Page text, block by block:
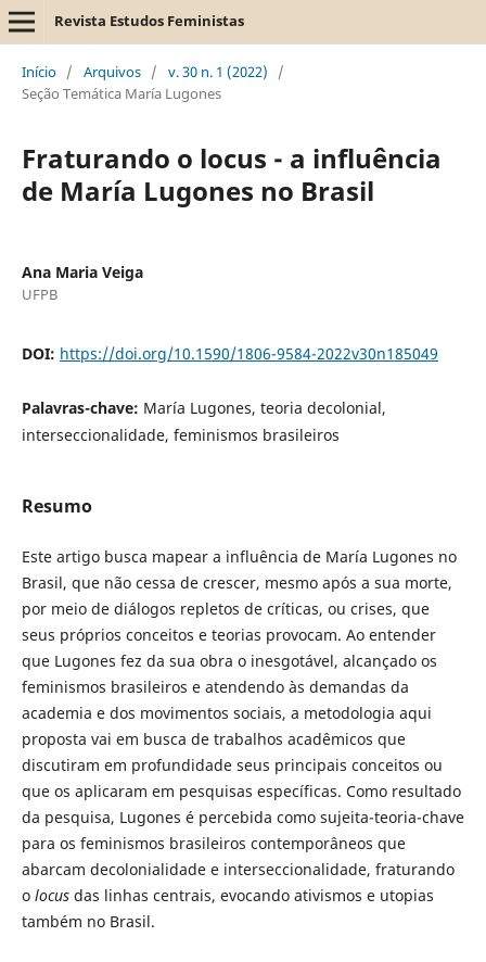
Revista Estudos Feministas
Início / Arquivos / v. 30 n. 1 (2022)
/
Seção Temática María Lugones
Fraturando o locus - a influência
de María Lugones no Brasil
Ana Maria Veiga
UFPB
DOI: https://doi.org/10.1590/1806-9584-2022v30n185049
Palavras-chave: María Lugones, teoria decolonial,
interseccionalidade, feminismos brasileiros
Resumo
Este artigo busca mapear a influência de María Lugones no
Brasil, que não cessa de crescer, mesmo após a sua morte,
por meio de diálogos repletos de críticas, ou crises, que
seus próprios conceitos e teorias provocam. Ao entender
que Lugones fez da sua obra o inesgotável, alcançado os
feminismos brasileiros e atendendo às demandas da
academia e dos movimentos sociais, a metodologia aqui
proposta vai em busca de trabalhos acadêmicos que
discutiram em profundidade seus principais conceitos ou
que os aplicaram em pesquisas específicas. Como resultado
da pesquisa, Lugones é percebida como sujeita-teoria-chave
para os feminismos brasileiros contemporâneos que
abarcam decolonialidade e interseccionalidade, fraturando
o locusdas linhas centrais, evocando ativismos e utopias
também no Brasil.